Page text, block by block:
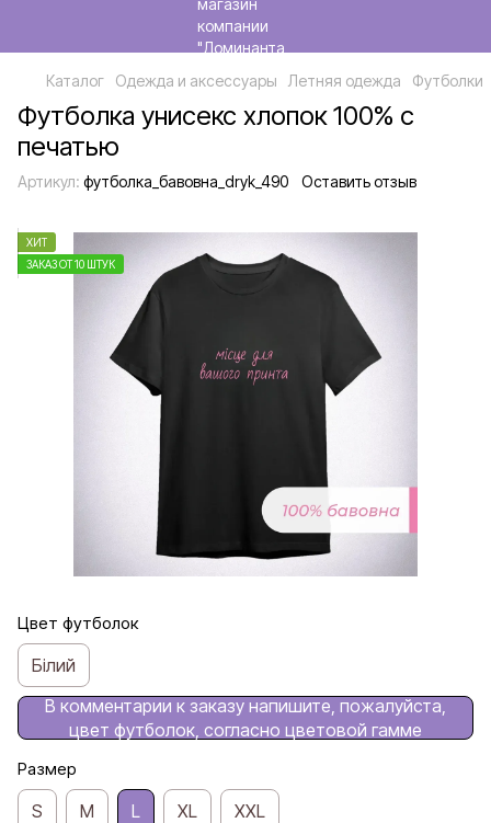
Каталог Одежда и аксессуары Летняя одежда Футболки
Футболка унисекс хлопок 100% с
печатью
Артикул: футболка_бавовна_dryk_490 Оставить отзыв
ХИТ
ЗАКАЗ ОТ 10 ШТУК
Цвет футболок
Білий
В комментарии к заказу напишите, пожалуйста,
цвет футболок, согласно цветовой гамме
Размер
S M L ХL XXL